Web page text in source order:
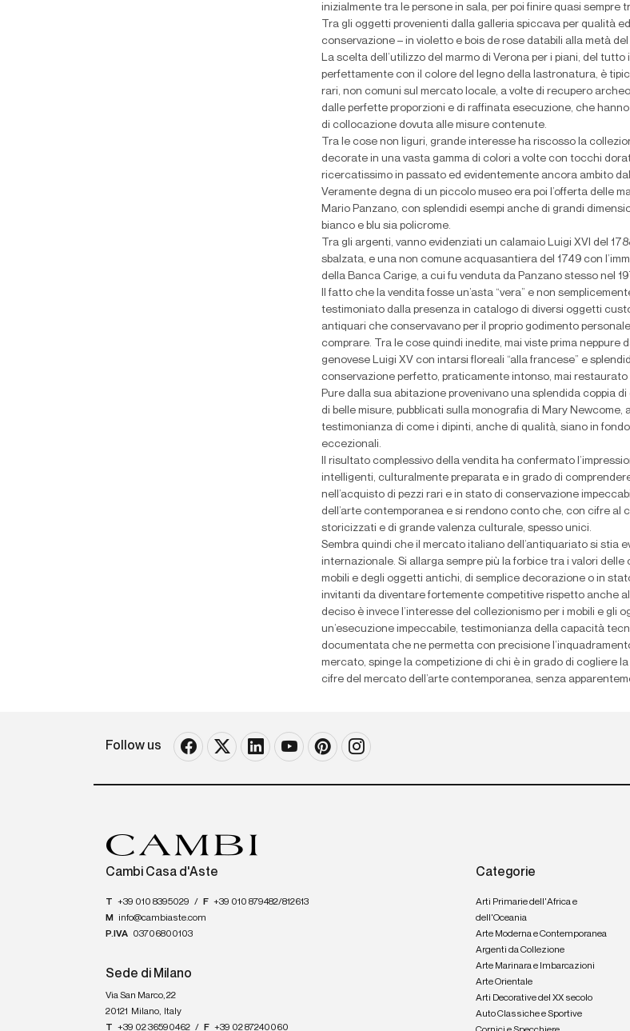
inizialmente tra le persone in sala, per poi finire quasi sempre
Tra gli oggetti provenienti dalla galleria spiccava per qualità
conservazione – in violetto e bois de rose databili alla metà
La scelta dell’utilizzo del marmo di Verona per i piani, del
perfettamente con il colore del legno della lastronatura, è
rari, non comuni sul mercato locale, a volte di recupero
dalle perfette proporzioni e di raffinata esecuzione, che
di collocazione dovuta alle misure contenute.
Tra le cose non liguri, grande interesse ha riscosso la
decorate in una vasta gamma di colori a volte con tocchi
ricercatissimo in passato ed evidentemente ancora ambito
Veramente degna di un piccolo museo era poi l’offerta delle
Mario Panzano, con splendidi esempi anche di grandi
bianco e blu sia policrome.
Tra gli argenti, vanno evidenziati un calamaio Luigi XVI del
sbalzata, e una non comune acquasantiera del 1749 con
della Banca Carige, a cui fu venduta da Panzano stesso nel
Il fatto che la vendita fosse un’asta “vera” e non
testimoniato dalla presenza in catalogo di diversi oggetti
antiquari che conservavano per il proprio godimento
comprare. Tra le cose quindi inedite, mai viste prima
genovese Luigi XV con intarsi floreali “alla francese” e
conservazione perfetto, praticamente intonso, mai restaurato
Pure dalla sua abitazione provenivano una splendida coppia
di belle misure, pubblicati sulla monografia di Mary
testimonianza di come i dipinti, anche di qualità, siano in
eccezionali.
Il risultato complessivo della vendita ha confermato
intelligenti, culturalmente preparata e in grado di
nell’acquisto di pezzi rari e in stato di conservazione
dell’arte contemporanea e si rendono conto che, con cifre
storicizzati e di grande valenza culturale, spesso unici.
Sembra quindi che il mercato italiano dell’antiquariato si stia
internazionale. Si allarga sempre più la forbice tra i valori
mobili e degli oggetti antichi, di semplice decorazione o in
invitanti da diventare fortemente competitive rispetto anche
deciso è invece l’interesse del collezionismo per i mobili e
un’esecuzione impeccabile, testimonianza della capacità
documentata che ne permetta con precisione
mercato, spinge la competizione di chi è in grado di cogliere
cifre del mercato dell’arte contemporanea, senza
Follow us
Cambi Casa d'Aste
T +39 010 8395029 / F +39 010 879482/812613
M
info@cambiaste.com
P.IVA 03706800103
Sede di Milano
Via San Marco, 22
20121 Milano, Italy
T +39 02 36590462 / F +39 02 87240060
Categorie
Arti Primarie dell'Africa e
dell'Oceania
Arte Moderna e Contemporanea
Argenti da Collezione
Arte Marinara e Imbarcazioni
Arte Orientale
Arti Decorative del XX secolo
Auto Classiche e Sportive